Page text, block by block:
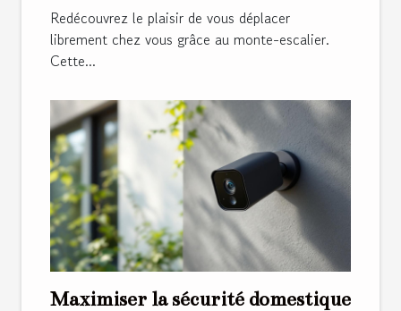
quotidien ?
Redécouvrez le plaisir de vous déplacer
librement chez vous grâce au monte-escalier.
Cette...
Maximiser la sécurité domestique